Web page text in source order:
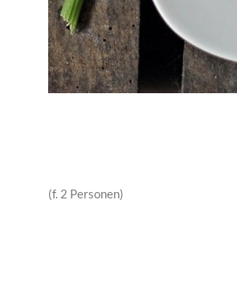
(f. 2 Personen)